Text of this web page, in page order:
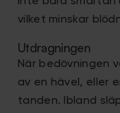
vilket minskar
Utdragningen
När bedövningen
av en hävel, eller
tanden. Ibland